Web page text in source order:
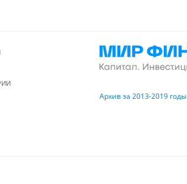
Архив за 2013-2019 годы